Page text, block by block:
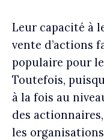
Leur capacité à
vente d’actions
populaire pour
Toutefois,
à la fois au
des
les